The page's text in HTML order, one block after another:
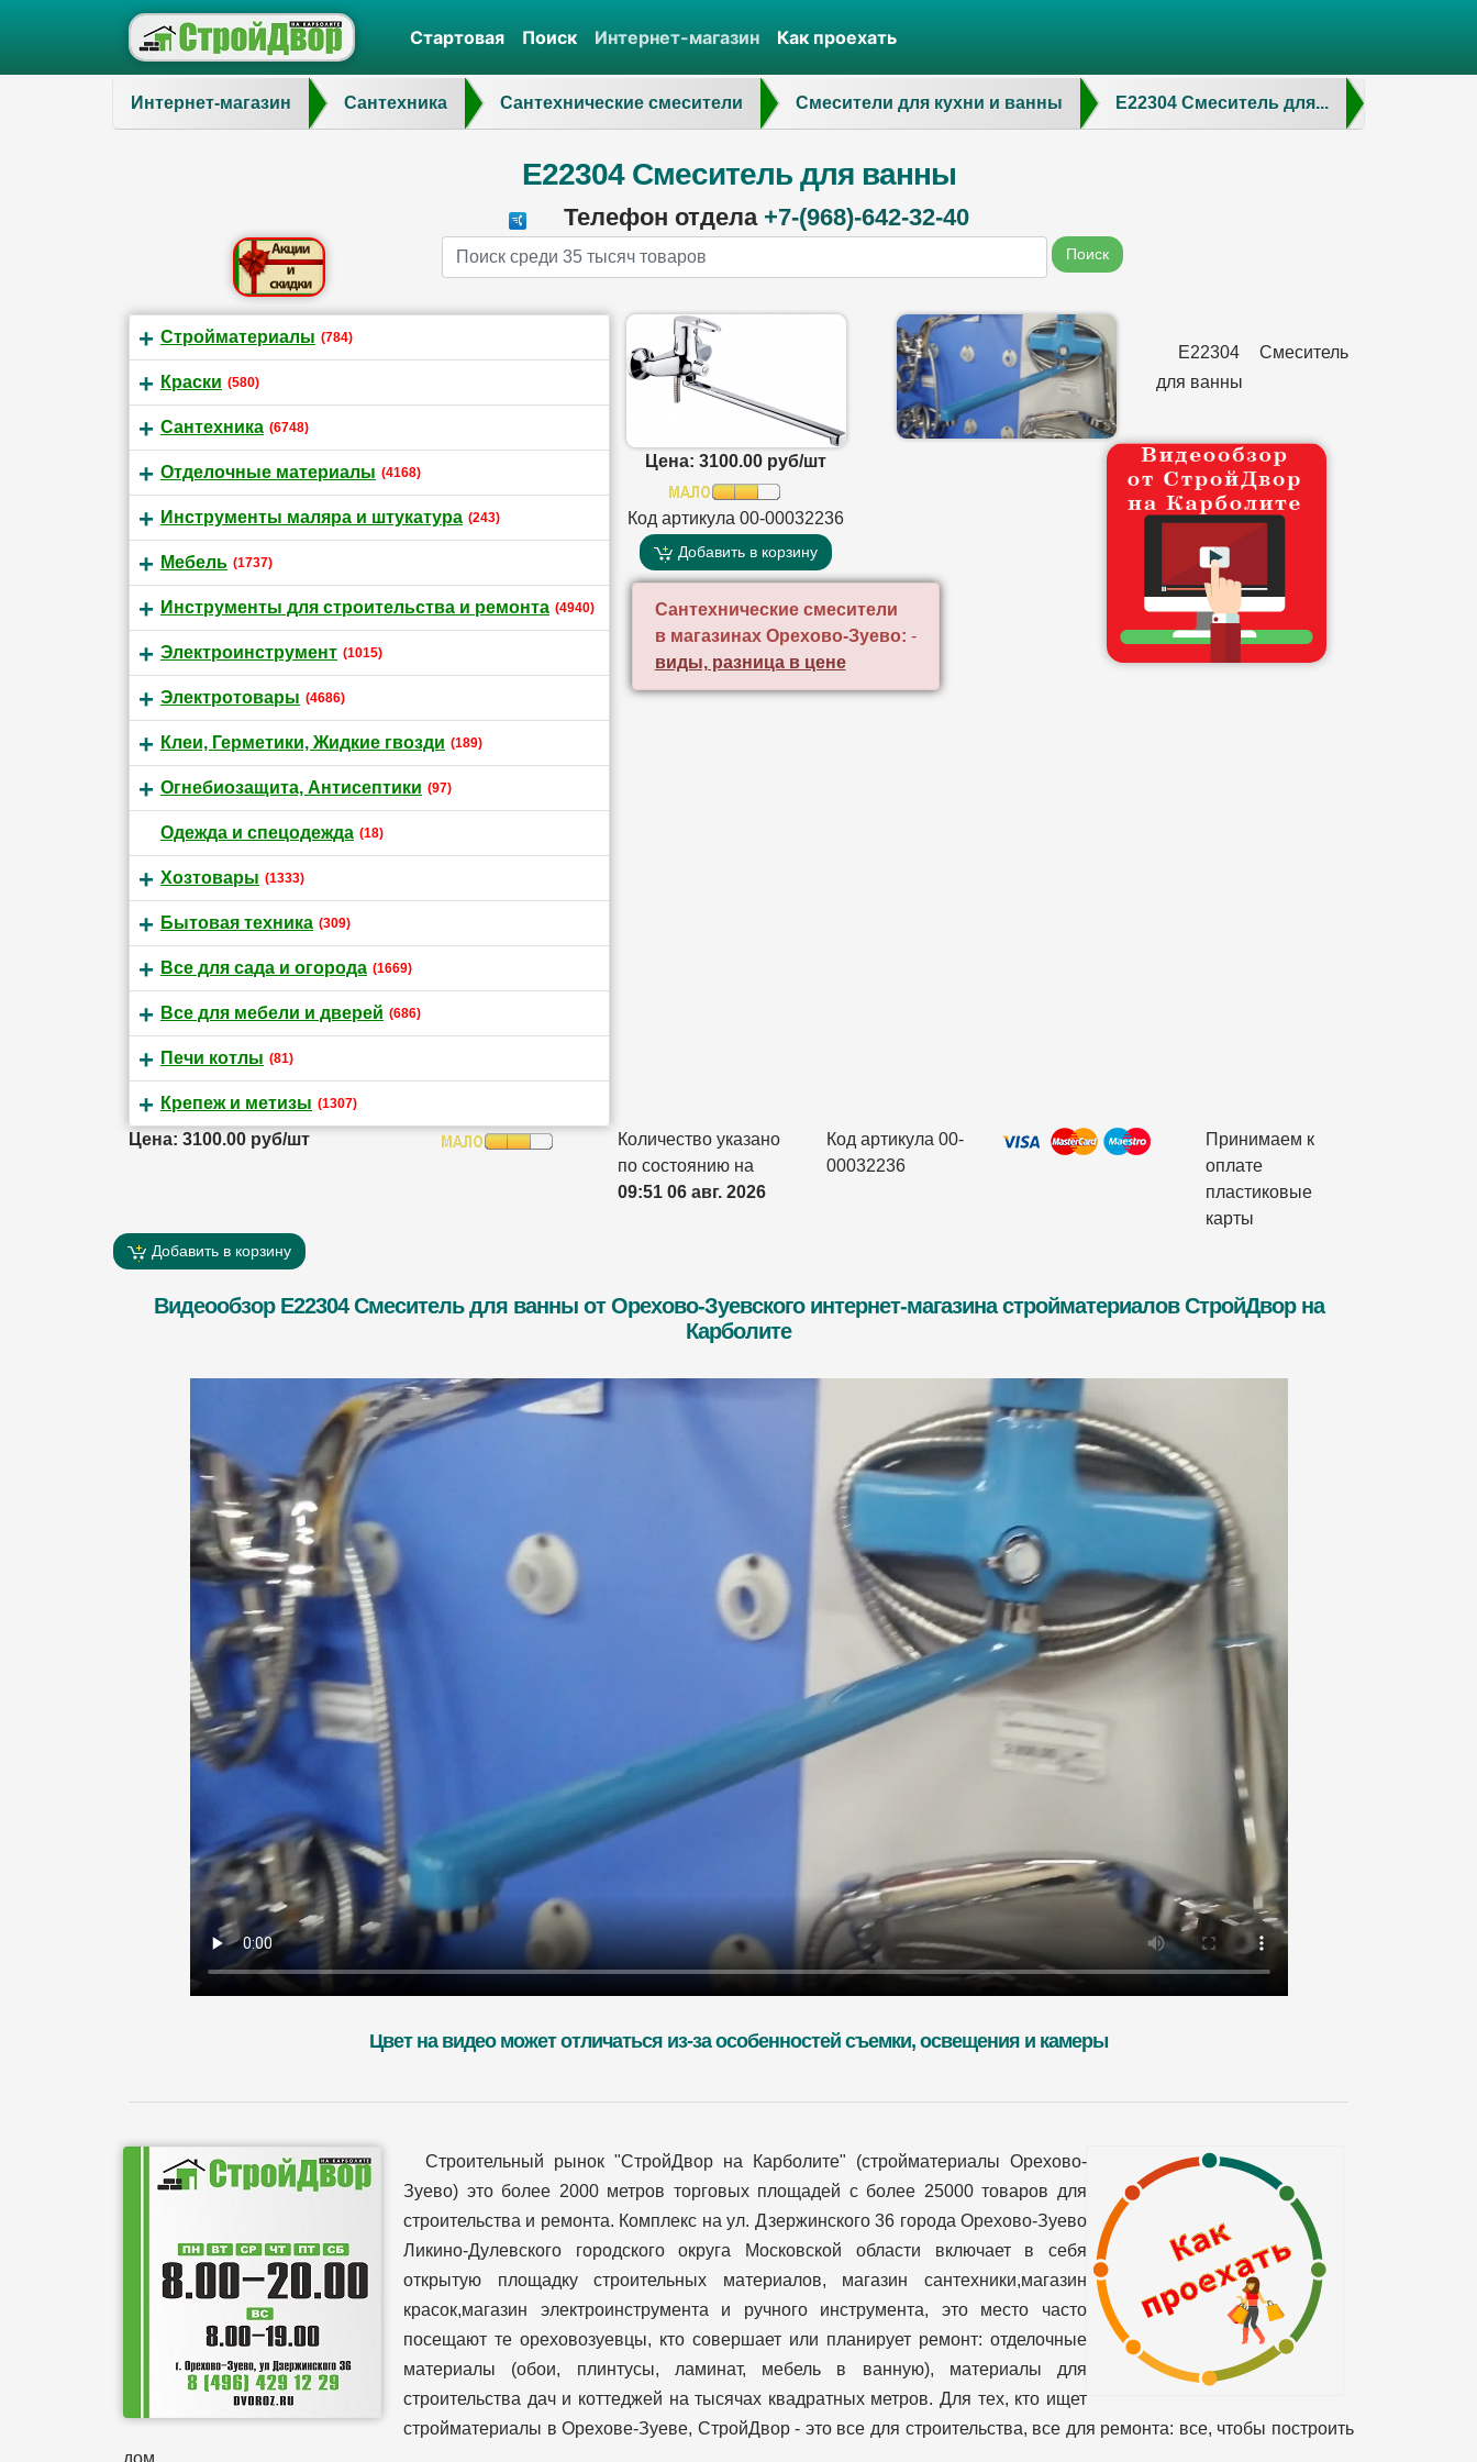
Стартовая Поиск Интернет-магазин Как проехать
Интернет-магазин Сантехника Сантехнические смесители Смесители для кухни и ванны E22304 Смеситель для...
E22304 Смеситель для ванны
Телефон отдела +7-(968)-642-32-40
Name Поиск
Стройматериалы (784)
Краски (580)
Сантехника (6748)
Отделочные материалы (4168)
Инструменты маляра и штукатура (243)
Мебель (1737)
Инструменты для строительства и ремонта (4940)
Электроинструмент (1015)
Электротовары (4686)
Клеи, Герметики, Жидкие гвозди (189)
Огнебиозащита, Антисептики (97)
Одежда и спецодежда (18)
Хозтовары (1333)
Бытовая техника (309)
Все для сада и огорода (1669)
Все для мебели и дверей (686)
Печи котлы (81)
Крепеж и метизы (1307)
Цена: 3100.00 руб/шт
Код артикула 00-00032236
Добавить в корзину
E22304 Смеситель
для ванны
Сантехнические смесители
в магазинах Орехово-Зуево: -
виды, разница в цене
Цена: 3100.00 руб/шт
Количество указано
по состоянию на
09:51 06 авг. 2026
Код артикула 00-
00032236
Принимаем к
оплате
пластиковые
карты
Добавить в корзину
Видеообзор E22304 Смеситель для ванны от Орехово-Зуевского интернет-магазина стройматериалов СтройДвор на
Карболите
Цвет на видео может отличаться из-за особенностей съемки, освещения и камеры
Строительный рынок "СтройДвор на Карболите" (стройматериалы Орехово-
Зуево) это более 2000 метров торговых площадей с более 25000 товаров для
строительства и ремонта. Комплекс на ул. Дзержинского 36 города Орехово-Зуево
Ликино-Дулевского городского округа Московской области включает в себя
открытую площадку строительных материалов, магазин сантехники,магазин
красок,магазин электроинструмента и ручного инструмента, это место часто
посещают те ореховозуевцы, кто совершает или планирует ремонт: отделочные
материалы (обои, плинтусы, ламинат, мебель в ванную), материалы для
строительства дач и коттеджей на тысячах квадратных метров. Для тех, кто ищет
стройматериалы в Орехове-Зуеве, СтройДвор - это все для строительства, все для ремонта: все, чтобы построить